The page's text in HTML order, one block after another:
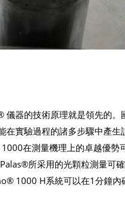
器的技術原理就是領先的
實驗過程的諸多步驟中產生
在測量機理上的卓越優勢
所采用的光顆粒測量可
1000 H系統可以在1分鐘內